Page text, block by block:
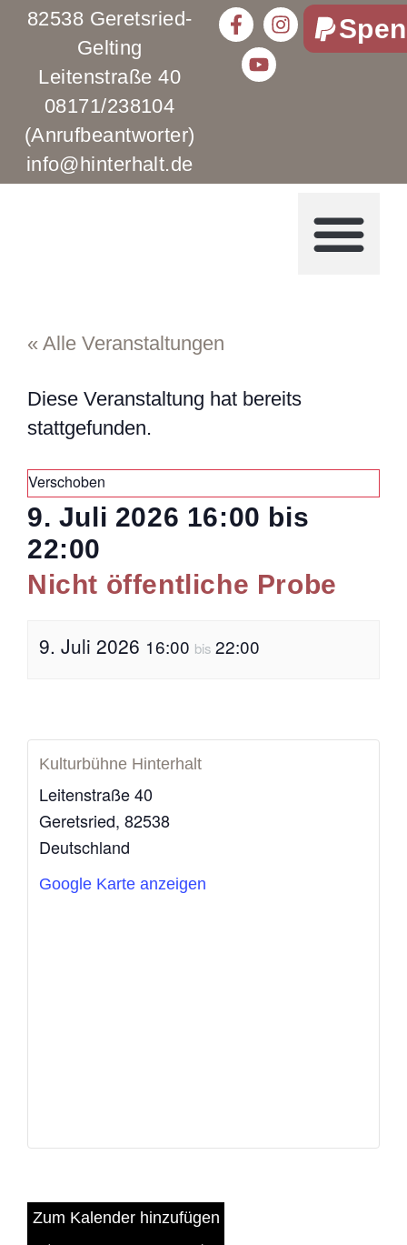
82538 Geretsried-
Gelting
Leitenstraße 40
08171/238104
(Anrufbeantworter)
info@hinterhalt.de
« Alle Veranstaltungen
Diese Veranstaltung hat bereits
stattgefunden.
Verschoben
9. Juli 2026 16:00 bis
22:00
Nicht öffentliche Probe
9. Juli 2026 16:00 bis 22:00
Kulturbühne Hinterhalt
Leitenstraße 40
Geretsried, 82538
Deutschland
Google Karte anzeigen